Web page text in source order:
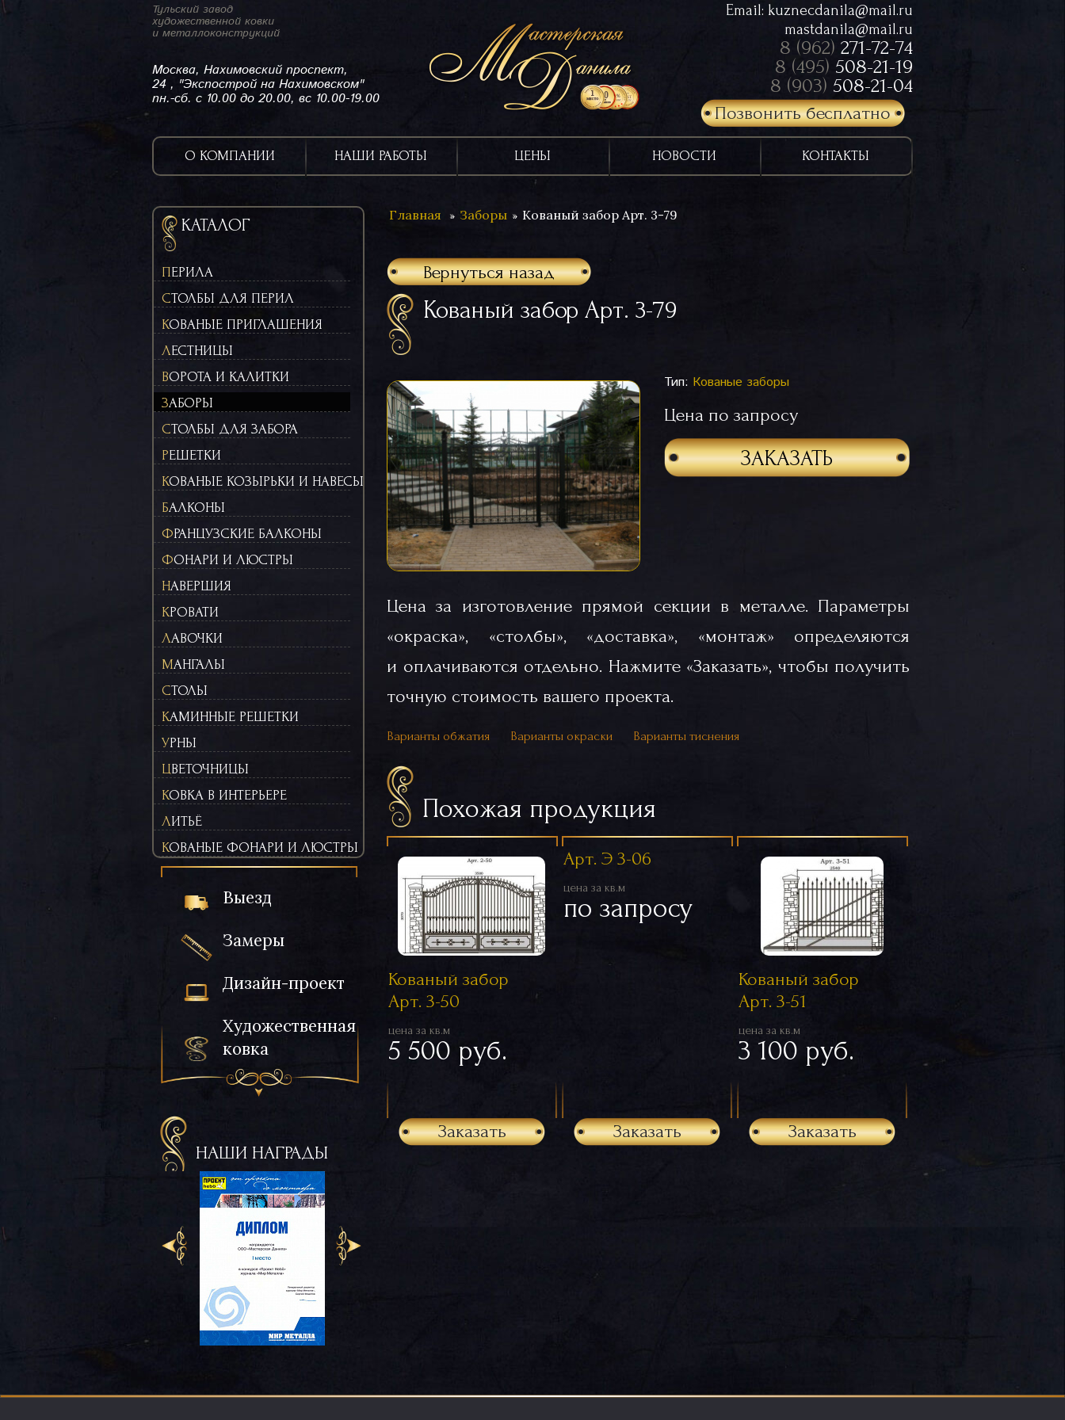
Тульский завод
художественной ковки
и металлоконструкций
Москва, Нахимовский проспект,
24 , "Экспострой на Нахимовском"
пн.-сб. с 10.00 до 20.00, вс 10.00-19.00
Email: kuznecdanila@mail.ru
mastdanila@mail.ru
8 (962) 271-72-74
8 (495) 508-21-19
8 (903) 508-21-04
Позвонить бесплатно
О КОМПАНИИ НАШИ РАБОТЫ ЦЕНЫ НОВОСТИ КОНТАКТЫ
КАТАЛОГ
ПЕРИЛА
СТОЛБЫ ДЛЯ ПЕРИЛ
КОВАНЫЕ ПРИГЛАШЕНИЯ
ЛЕСТНИЦЫ
ВОРОТА И КАЛИТКИ
ЗАБОРЫ
СТОЛБЫ ДЛЯ ЗАБОРА
РЕШЕТКИ
КОВАНЫЕ КОЗЫРЬКИ И НАВЕСЫ
БАЛКОНЫ
ФРАНЦУЗСКИЕ БАЛКОНЫ
ФОНАРИ И ЛЮСТРЫ
НАВЕРШИЯ
КРОВАТИ
ЛАВОЧКИ
МАНГАЛЫ
СТОЛЫ
КАМИННЫЕ РЕШЕТКИ
УРНЫ
ЦВЕТОЧНИЦЫ
КОВКА В ИНТЕРЬЕРЕ
ЛИТЬЁ
КОВАНЫЕ ФОНАРИ И ЛЮСТРЫ
Выезд
Замеры
Дизайн-проект
Художественная
ковка
НАШИ НАГРАДЫ
Главная Заборы Кованый забор Арт. 3-79
Вернуться назад
Кованый забор Арт. 3-79
Тип: Кованые заборы
Цена по запросу
ЗАКАЗАТЬ
Цена за изготовление прямой секции в металле. Параметры
«окраска», «столбы», «доставка», «монтаж» определяются
и оплачиваются отдельно. Нажмите «Заказать», чтобы получить
точную стоимость вашего проекта.
Варианты обжатия Варианты окраски Варианты тиснения
Похожая продукция
Кованый забор
Арт. 3-50
цена за кв.м
5 500 руб.
Заказать
Арт. Э 3-06
цена за кв.м
по запросу
Заказать
Кованый забор
Арт. 3-51
цена за кв.м
3 100 руб.
Заказать